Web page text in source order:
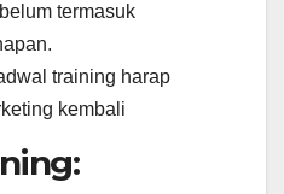
termasuk
training harap
kembali